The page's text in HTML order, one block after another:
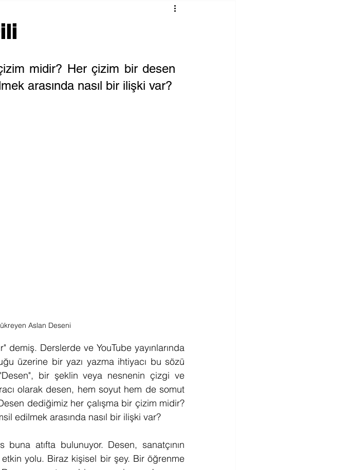
midir? Her çizim bir desen
arasında nasıl bir ilişki var?
Aslan Deseni
demiş. Derslerde ve YouTube yayınlarında
üzerine bir yazı yazma ihtiyacı bu sözü
bir şeklin veya nesnenin çizgi ve
olarak desen, hem soyut hem de somut
dediğimiz her çalışma bir çizim midir?
edilmek arasında nasıl bir ilişki var?
atıfta bulunuyor. Desen, sanatçının
etkin yolu. Biraz kişisel bir şey. Bir öğrenme